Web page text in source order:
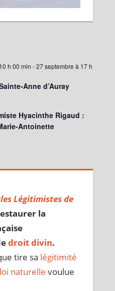
h 00 min -27 septembre à 17 h
Anne d’Auray
Hyacinthe Rigaud :
Antoinette
Légitimistes de
la
droit divin.
tire sa légitimité
loi naturelle voulue